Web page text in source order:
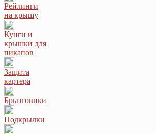
Рейлинги
на крышу
Кунги и
крышки для
пикапов
Защита
картера
Брызговики
Подкрылки